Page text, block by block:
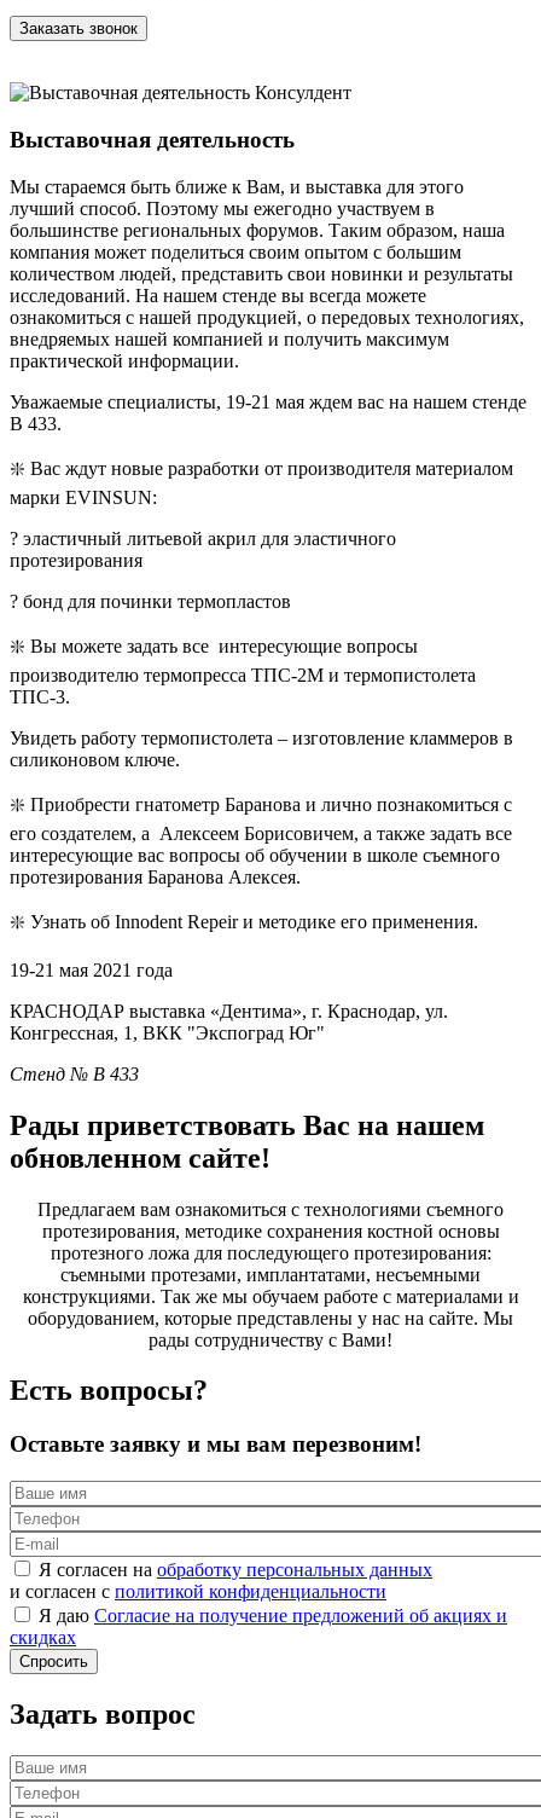
Выставочная деятельность
Мы стараемся быть ближе к Вам, и выставка для этого
лучший способ. Поэтому мы ежегодно участвуем в
большинстве региональных форумов. Таким образом, наша
компания может поделиться своим опытом с большим
количеством людей, представить свои новинки и результаты
исследований. На нашем стенде вы всегда можете
ознакомиться с нашей продукцией, о передовых технологиях,
внедряемых нашей компанией и получить максимум
практической информации.
Уважаемые специалисты, 19-21 мая ждем вас на нашем стенде
В 433.
❇️ Вас ждут новые разработки от производителя материалом
марки EVINSUN:
? эластичный литьевой акрил для эластичного
протезирования
? бонд для починки термопластов
❇️ Вы можете задать все интересующие вопросы
производителю термопресса ТПС-2М и термопистолета
ТПС-3.
Увидеть работу термопистолета – изготовление кламмеров в
силиконовом ключе.
❇️ Приобрести гнатометр Баранова и лично познакомиться с
его создателем, а Алексеем Борисовичем, а также задать все
интересующие вас вопросы об обучении в школе съемного
протезирования Баранова Алексея.
❇️ Узнать об Innodent Repeir и методике его применения.
19-21 мая 2021 года
КРАСНОДАР выставка «Дентима», г. Краснодар, ул.
Конгрессная, 1, ВКК "Экспоград Юг"
Стенд № В 433
Рады приветствовать Вас на нашем
обновленном сайте!
Предлагаем вам ознакомиться с технологиями съемного
протезирования, методике сохранения костной основы
протезного ложа для последующего протезирования:
съемными протезами, имплантатами, несъемными
конструкциями. Так же мы обучаем работе с материалами и
оборудованием, которые представлены у нас на сайте. Мы
рады сотрудничеству с Вами!
Есть вопросы?
Оставьте заявку и мы вам перезвоним!
Я согласен на обработку персональных данных
и согласен с политикой конфиденциальности
Я даю Согласие на получение предложений об акциях и
скидках
Задать вопрос